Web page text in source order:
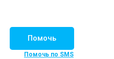
Помочь
Помочь по SMS